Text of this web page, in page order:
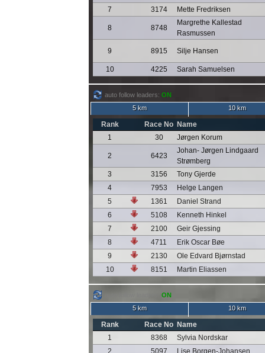
7
3174 Mette Fredriksen
8 8748
Margrethe Kallestad
Rasmussen
9 8915 Silje Hansen
10 4225 Sarah Samuelsen
auto follow leaders: ON
5 km
10 km
Rank Race No Name
1
30 Jørgen Korum
2 6423
Johan- Jørgen Lindgaard
Strømberg
3
3156
Tony Gjerde
4
7953
Helge Langen
5
1361
Daniel Strand
6
5108
Kenneth Hinkel
7
2100
Geir Gjessing
8
4711
Erik Oscar Bøe
9
2130
Ole Edvard Bjørnstad
10
8151 Martin Eliassen
ON
5 km
10 km
Rank Race No Name
1
8368
Sylvia Nordskar
2
5097 Lise Borgen-Johansen